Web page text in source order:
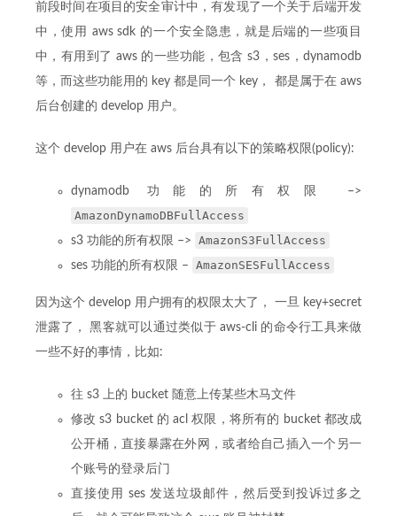
前段时间在项目的安全审计中，有发现了一个关于后端开发
中，使用 aws sdk 的一个安全隐患，就是后端的一些项目
中，有用到了 aws 的一些功能，包含 s3，ses，dynamodb
等，而这些功能用的 key 都是同一个 key， 都是属于在 aws
后台创建的 develop 用户。
这个 develop 用户在 aws 后台具有以下的策略权限(policy):
dynamodb 功能的所有权限 –>
AmazonDynamoDBFullAccess
s3 功能的所有权限 –> AmazonS3FullAccess
ses 功能的所有权限 – AmazonSESFullAccess
因为这个 develop 用户拥有的权限太大了， 一旦 key+secret
泄露了， 黑客就可以通过类似于 aws-cli 的命令行工具来做
一些不好的事情，比如:
往 s3 上的 bucket 随意上传某些木马文件
修改 s3 bucket 的 acl 权限，将所有的 bucket 都改成
公开桶，直接暴露在外网，或者给自己插入一个另一
个账号的登录后门
直接使用 ses 发送垃圾邮件，然后受到投诉过多之